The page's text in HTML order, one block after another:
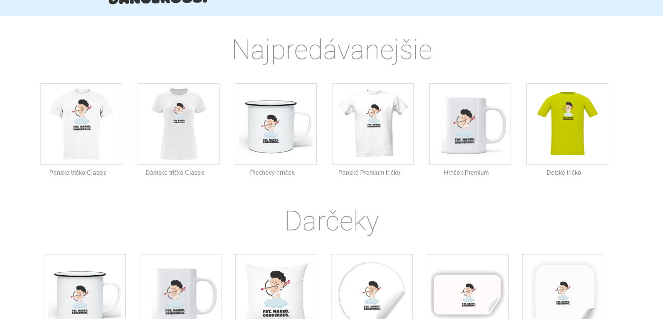
Najpredávanejšie
Pánske tričko Classic Dámske tričko Classic Plechový hrnček Pánské Premium tričko Hrnček Premium Detské tričko
Darčeky